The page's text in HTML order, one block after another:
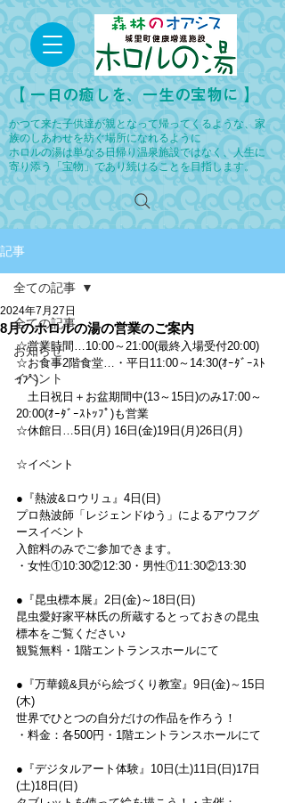
​【 一日の癒しを、一生の宝物に 】
かつて来た子供達が親となって帰ってくるような、家
族のしあわせを紡ぐ場所になれるように
ホロルの湯は単なる日帰り温泉施設ではなく、人生に
寄り添う「宝物」であり続けることを目指します。
記事
全ての記事
お知らせ
イベント
全ての記事
8月のホロルの湯の営業のご案内
2024年7月27日
☆営業時間…10:00～21:00(最終入場受付20:00)
☆お食事2階食堂…・平日11:00～14:30(ｵｰﾀﾞｰｽﾄ
ｯﾌﾟ)
土日祝日＋お盆期間中(13～15日)のみ17:00～
20:00(ｵｰﾀﾞｰｽﾄｯﾌﾟ)も営業
☆休館日…5日(月) 16日(金)19日(月)26日(月)
☆イベント
●『熱波&ロウリュ』4日(日)
プロ熱波師「レジェンドゆう」によるアウフグ
ースイベント
入館料のみでご参加できます。
・女性①10:30②12:30・男性①11:30②13:30
●『昆虫標本展』2日(金)～18日(日)
昆虫愛好家平林氏の所蔵するとっておきの昆虫
標本をご覧ください♪
観覧無料・1階エントランスホールにて
●『万華鏡&貝がら絵づくり教室』9日(金)～15日
(木)
世界でひとつの自分だけの作品を作ろう！
・料金：各500円・1階エントランスホールにて
●『デジタルアート体験』10日(土)11日(日)17日
(土)18日(日)